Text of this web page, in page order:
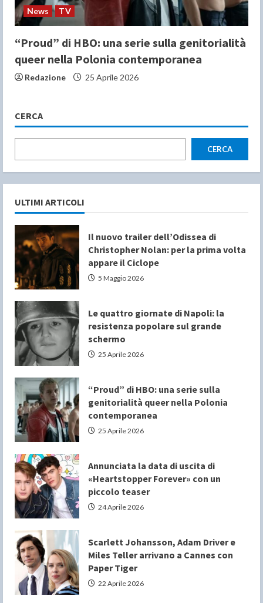
News TV
“Proud” di HBO: una serie sulla genitorialità
queer nella Polonia contemporanea
Redazione 25 Aprile 2026
CERCA
CERCA
ULTIMI ARTICOLI
Il nuovo trailer dell’Odissea di
Christopher Nolan: per la prima volta
appare il Ciclope
5 Maggio 2026
Le quattro giornate di Napoli: la
resistenza popolare sul grande
schermo
25 Aprile 2026
“Proud” di HBO: una serie sulla
genitorialità queer nella Polonia
contemporanea
25 Aprile 2026
Annunciata la data di uscita di
«Heartstopper Forever» con un
piccolo teaser
24 Aprile 2026
Scarlett Johansson, Adam Driver e
Miles Teller arrivano a Cannes con
Paper Tiger
22 Aprile 2026